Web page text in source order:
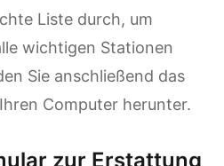
Liste durch, um
wichtigen Stationen
Sie anschließend das
Computer herunter.
zur Erstattung